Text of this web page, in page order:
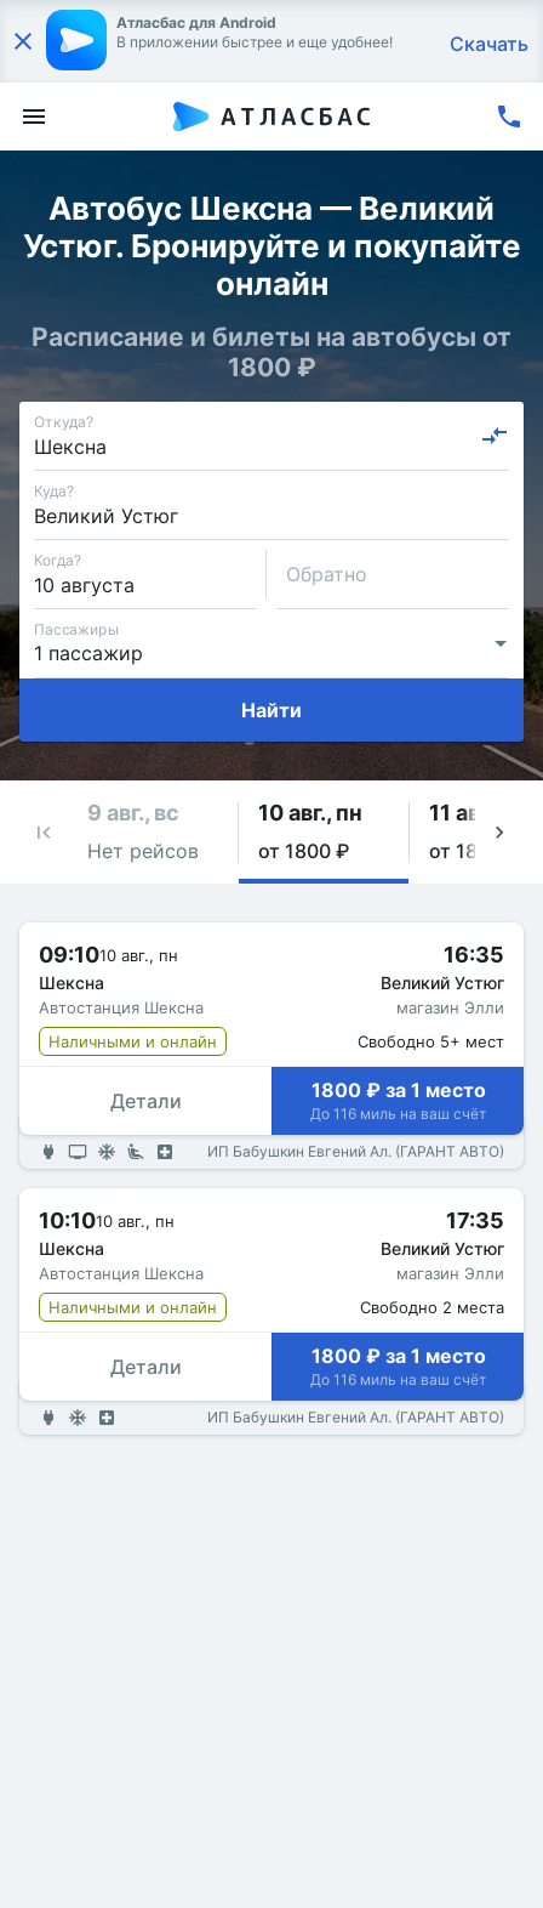
Атласбас для Android
В приложении быстрее и еще удобнее!
Скачать
Автобус Шексна — Великий
Устюг. Бронируйте и покупайте
онлайн
Расписание и билеты на автобусы от
1800 ₽
Откуда?
Куда?
Когда?
Обратно
Пассажиры
Найти
9 авг., вс
Нет рейсов
10 авг., пн
от 1800 ₽
11 авг., вт
от 1800 ₽
09:1010 авг., пн
Шексна
Автостанция Шексна
16:35
Великий Устюг
магазин Элли
Наличными и онлайн
Свободно 5+ мест
Детали 1800 ₽ за 1 место
До 116 миль на ваш счёт
ИП Бабушкин Евгений Ал. (ГАРАНТ АВТО)
10:1010 авг., пн
Шексна
Автостанция Шексна
17:35
Великий Устюг
магазин Элли
Наличными и онлайн
Свободно 2 места
Детали 1800 ₽ за 1 место
До 116 миль на ваш счёт
ИП Бабушкин Евгений Ал. (ГАРАНТ АВТО)